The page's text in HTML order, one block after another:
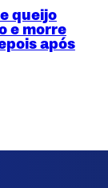
queijo
e morre
após